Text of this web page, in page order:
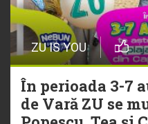
ZU IS YOU
În perioada 3-7
de Vară ZU se